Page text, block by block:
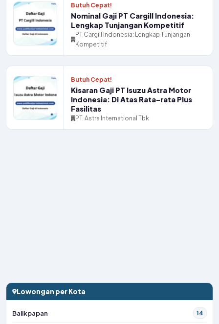
Butuh Cepat!
Nominal Gaji PT Cargill Indonesia:
Lengkap Tunjangan Kompetitif
PT Cargill Indonesia: Lengkap Tunjangan
Kompetitif
Butuh Cepat!
Kisaran Gaji PT Isuzu Astra Motor
Indonesia: Di Atas Rata-rata Plus
Fasilitas
PT. Astra International Tbk
Lowongan per Kota
Balikpapan 14